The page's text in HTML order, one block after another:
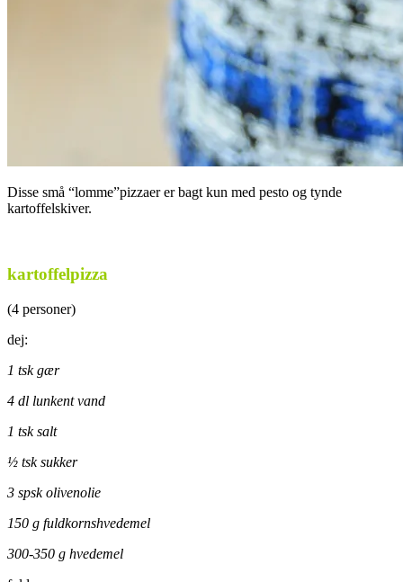
Disse små “lomme”pizzaer er bagt kun med pesto og tynde
kartoffelskiver.
kartoffelpizza
(4 personer)
dej:
1 tsk gær
4 dl lunkent vand
1 tsk salt
½ tsk sukker
3 spsk olivenolie
150 g fuldkornshvedemel
300-350 g hvedemel